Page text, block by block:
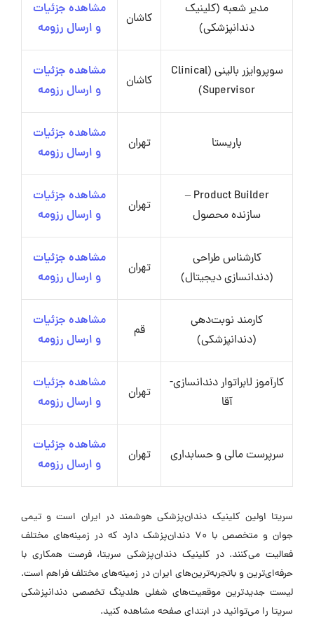
مدیر شعبه (کلینیک
دندانپزشکی)
کاشان
مشاهده جزئیات
و ارسال رزومه
سوپروایزر بالینی (Clinical
Supervisor)
کاشان
مشاهده جزئیات
و ارسال رزومه
باریستا تهران
مشاهده جزئیات
و ارسال رزومه
Product Builder –
سازنده محصول
تهران
مشاهده جزئیات
و ارسال رزومه
کارشناس طراحی
(دندانسازی دیجیتال)
تهران
مشاهده جزئیات
و ارسال رزومه
کارمند نوبت‌دهی
(دندانپزشکی)
قم
مشاهده جزئیات
و ارسال رزومه
کارآموز لابراتوار دندانسازی-
آقا
تهران
مشاهده جزئیات
و ارسال رزومه
سرپرست مالی و حسابداری تهران
مشاهده جزئیات
و ارسال رزومه
سریتا اولین کلینیک دندان‌پزشکی هوشمند در ایران است و تیمی
جوان و متخصص با 70 دندان‌پزشک دارد که در زمینه‌های مختلف
فعالیت می‌کنند. در کلینیک دندان‌پزشکی سریتا، فرصت همکاری با
حرفه‌ای‌ترین و با‌تجربه‌ترین‌های ایران در زمینه‌های مختلف فراهم است.
لیست جدیدترین موقعیت‌های شغلی هلدینگ تخصصی دندانپزشکی
سریتا را می‌توانید در ابتدای صفحه مشاهده کنید.